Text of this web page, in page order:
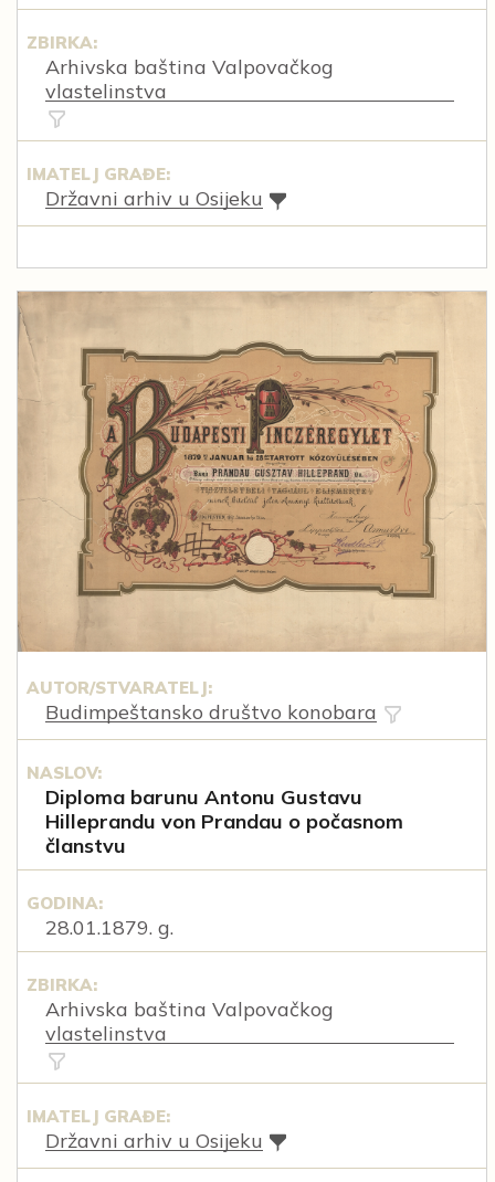
ZBIRKA:
Arhivska baština Valpovačkog
vlastelinstva
IMATELJ GRAĐE:
Državni arhiv u Osijeku
AUTOR/STVARATELJ:
Budimpeštansko društvo konobara
NASLOV:
Diploma barunu Antonu Gustavu
Hilleprandu von Prandau o počasnom
članstvu
GODINA:
28.01.1879. g.
ZBIRKA:
Arhivska baština Valpovačkog
vlastelinstva
IMATELJ GRAĐE:
Državni arhiv u Osijeku